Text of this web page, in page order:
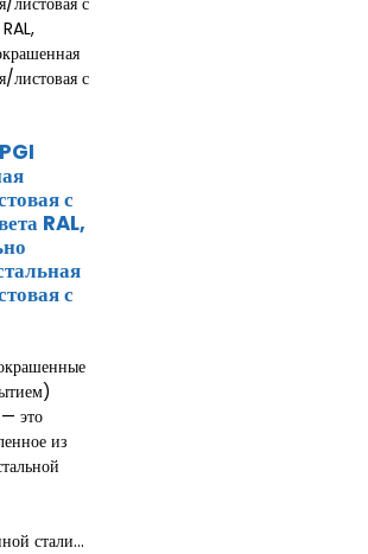
с
RAL,
с
это
из
стали...